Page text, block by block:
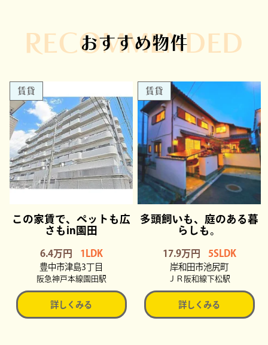
RECOMMENDED
おすすめ物件
賃貸
この家賃で、ペットも広
さもin園田
6.4万円 1LDK
豊中市津島3丁目
阪急神戸本線園田駅
詳しくみる
賃貸
多頭飼いも、庭のある暮
らしも。
17.9万円 5SLDK
岸和田市池尻町
ＪＲ阪和線下松駅
詳しくみる